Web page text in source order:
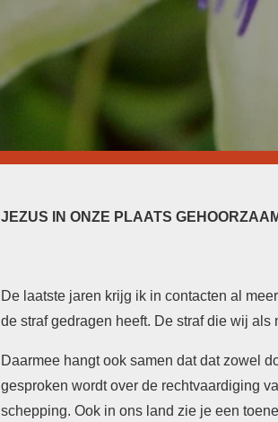
JEZUS IN ONZE PLAATS
De laatste jaren krijg ik in contacten al
de straf gedragen heeft. De straf die wij
Daarmee hangt ook samen dat dat zowel
gesproken wordt over de rechtvaardiging
schepping. Ook in ons land zie je een